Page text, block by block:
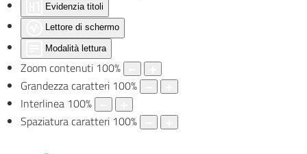
Evidenzia titoli
Lettore di schermo
Modalità lettura
Zoom contenuti 100%
Grandezza caratteri 100%
Interlinea 100%
Spaziatura caratteri 100%